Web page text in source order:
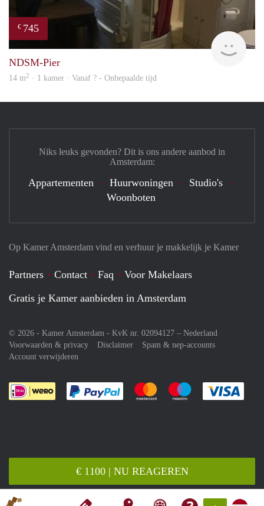
€ 1100 | NU REAGEREN
€ 745
NDSM-Pier
14 m2 · 1 kamer · Vanaf ? - Onbepaalde tijd
Op Kamer Amsterdam vind en verhuur je makkelijk je Kamer
Partners Contact Faq
Voor Makelaars
Gratis je Kamer aanbieden in Amsterdam
© 2026 - Kamer Amsterdam - KvK nr. 02094127 – Nederland
Voorwaarden & privacy
Disclaimer
Spam & nep-accounts
Account verwijderen
Je rekent gemakkelijk af met Paypal
Je rekent gemakkelijk af met
Je rekent
Niks leuks gevonden? Dit is ons andere aanbod in
Amsterdam:
Appartementen Huurwoningen
Studio's
Woonboten